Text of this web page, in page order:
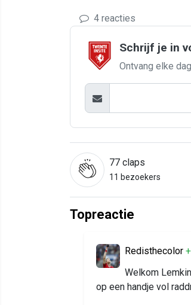
4 reacties
Schrijf je in
Ontvang elke
77 claps
11 bezoekers
Topreactie
Redisthecolor
Welkom
op een handje vol